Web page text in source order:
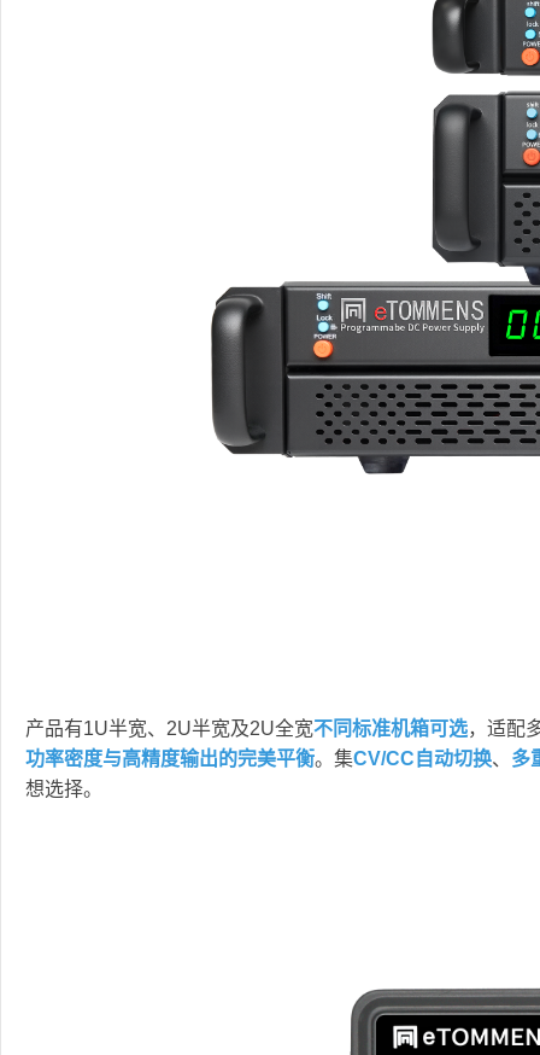
产品有1U半宽、2U半宽及2U全宽不同标准机箱可选，适配
功率密度与高精度输出的完美平衡。集CV/CC自动切换、 多
想选择。